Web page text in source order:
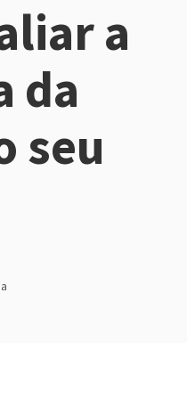
a
da
seu